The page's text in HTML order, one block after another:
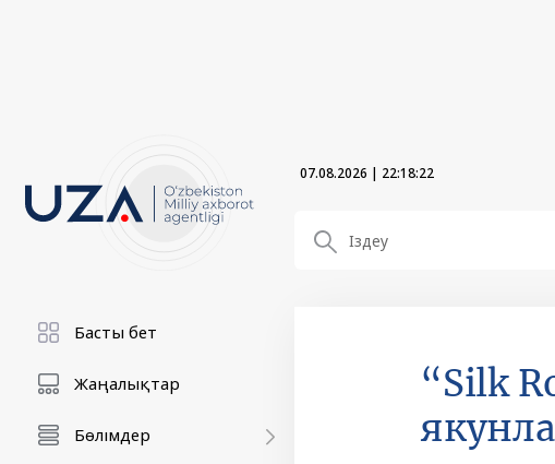
07.08.2026 | 22:18:24
Басты бет
Жаңалықтар
Бөлімдер
“Silk